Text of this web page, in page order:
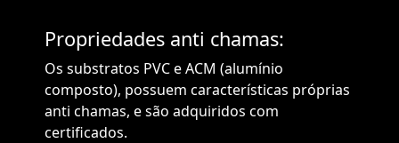
Propriedades anti chamas:
Os substratos PVC e ACM (alumínio
composto), possuem características próprias
anti chamas, e são adquiridos com
certificados.